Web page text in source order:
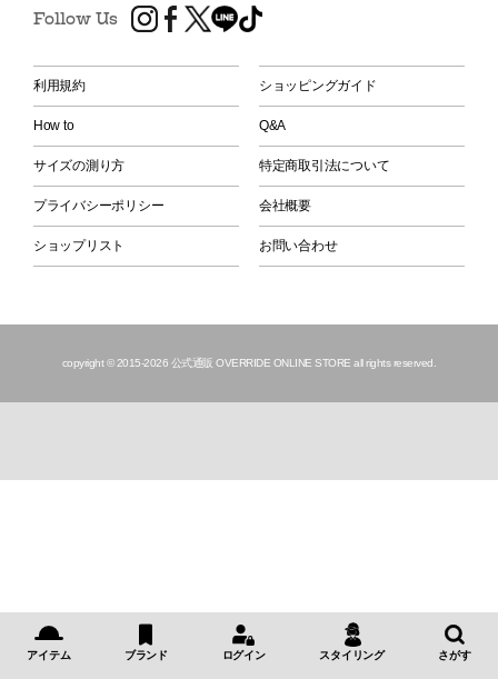
Follow Us
利用規約 ショッピングガイド
How to Q&A
サイズの測り方 特定商取引法について
プライバシーポリシー 会社概要
ショップリスト お問い合わせ
copyright © 2015-2026 公式通販 OVERRIDE ONLINE STORE all rights reserved.
アイテム ブランド ログイン スタイリング さがす